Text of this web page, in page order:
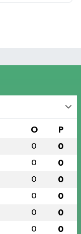
O P
0 0
0 0
0 0
0 0
0 0
0 0